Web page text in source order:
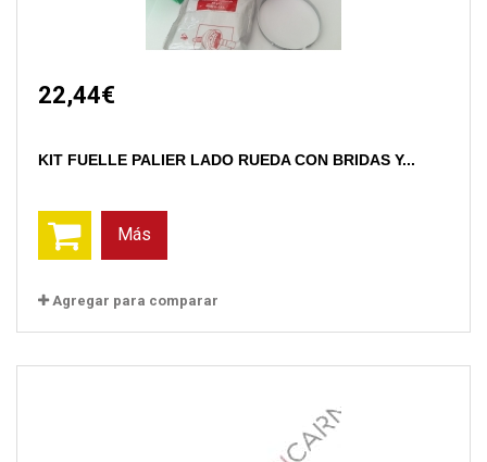
22,44€
KIT FUELLE PALIER LADO RUEDA CON BRIDAS Y...
Más
Agregar para comparar